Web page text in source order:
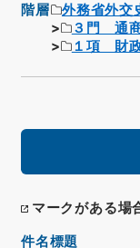
階層 外務省外交
３門 通
１項 財
マークがある場
件名標題